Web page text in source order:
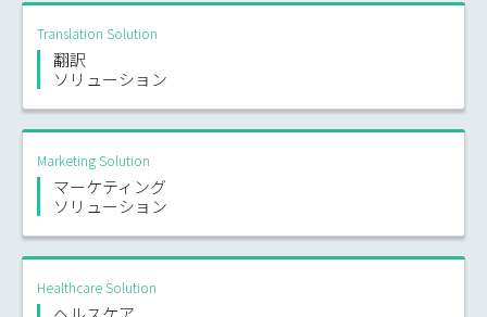
Translation Solution
翻訳
ソリューション
Marketing Solution
マーケティング
ソリューション
Healthcare Solution